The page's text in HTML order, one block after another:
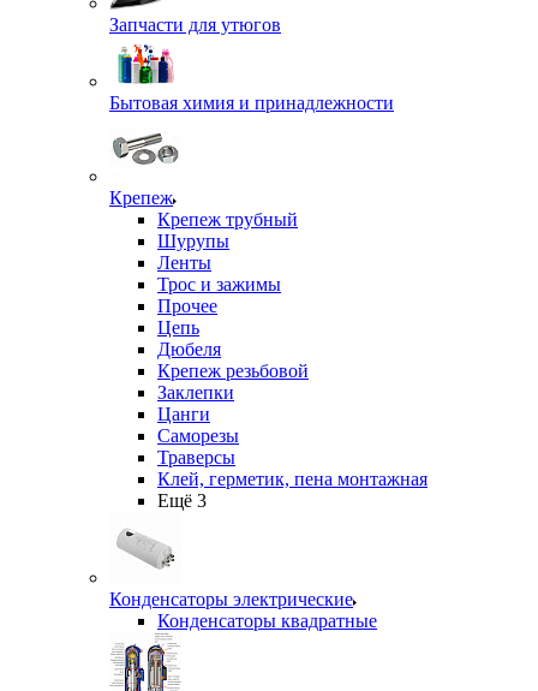
Запчасти для утюгов
Бытовая химия и принадлежности
Крепеж
Крепеж трубный
Шурупы
Ленты
Трос и зажимы
Прочее
Цепь
Дюбеля
Крепеж резьбовой
Заклепки
Цанги
Саморезы
Траверсы
Клей, герметик, пена монтажная
Ещё 3
Конденсаторы электрические
Конденсаторы квадратные